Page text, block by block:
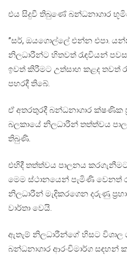
එය සිදුවී තිබුණේ බන්ධනාගාර
”සර්, ඔයගොල්ලේ එන්න එපා.
නිලධාරීන්ට හිතවත් රැඳවියන්
ඉවත් කිරීමට උත්සාහ කළද තවත්
පහරදී තිබේ.
ඒ අතරතුරදී බන්ධනාගාර ක්ෂණික
බලකායේ නිලධාරීන් තත්ත්වය
තිබුණි.
එහිදී තත්ත්වය පාලනය
මෙම ස්ථානයෙන් පැමිණි වෙනත්
නිලධාරීන් මැදිකරගෙන දරුණු
වාර්තා වෙයි.
ඇතැම් නිලධාරීන්ගේ හිසට විශාල
බන්ධනාගාර ආරංචිමාර්ග සඳහන්